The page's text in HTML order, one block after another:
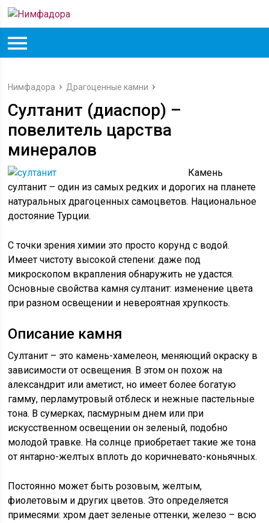
Нимфадора Драгоценные камни
Султанит (диаспор) –
повелитель царства
минералов
Камень
султанит – один из самых редких и дорогих на планете
натуральных драгоценных самоцветов. Национальное
достояние Турции.
С точки зрения химии это просто корунд с водой.
Имеет чистоту высокой степени: даже под
микроскопом вкрапления обнаружить не удастся.
Основные свойства камня султанит: изменение цвета
при разном освещении и невероятная хрупкость.
Описание камня
Султанит – это камень-хамелеон, меняющий окраску в
зависимости от освещения. В этом он похож на
александрит или аметист, но имеет более богатую
гамму, перламутровый отблеск и нежные пастельные
тона. В сумерках, пасмурным днем или при
искусственном освещении он зеленый, подобно
молодой травке. На солнце приобретает такие же тона
от янтарно-желтых вплоть до коричневато-коньячных.
Постоянно может быть розовым, желтым,
фиолетовым и других цветов. Это определяется
примесями: хром дает зеленые оттенки, железо – всю